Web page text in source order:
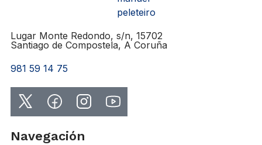
Lugar Monte Redondo, s/n, 15702
Santiago de Compostela, A Coruña
981 59 14 75
Navegación